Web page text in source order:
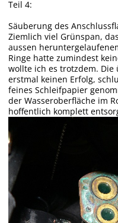
Teil 4:
Säuberung des
Ziemlich viel Grünspan,
aussen
Ringe hatte zumindest
wollte ich es trotzdem.
erstmal keinen Erfolg,
feines Schleifpapier
der Wasseroberfläche im
hoffentlich komplett